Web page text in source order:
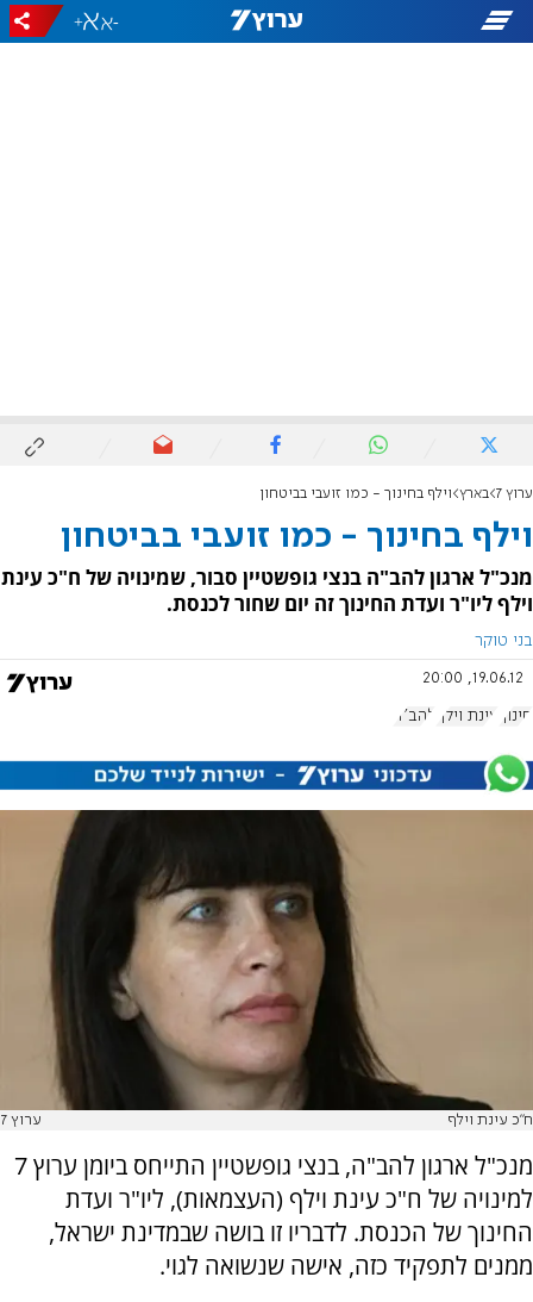
-
+
ערוץ 7 בארץ וילף בחינוך - כמו זועבי בביטחון
וילף בחינוך - כמו זועבי בביטחון
מנכ"ל ארגון להב"ה בנצי גופשטיין סבור, שמינויה של ח"כ עינת
וילף ליו"ר ועדת החינוך זה יום שחור לכנסת.
בני טוקר
19.06.12, 20:00
חינוך עינת וילף להב"ה
ח"כ עינת וילף ערוץ 7
מנכ"ל ארגון להב"ה, בנצי גופשטיין התייחס ביומן ערוץ 7
למינויה של ח"כ עינת וילף (העצמאות), ליו"ר ועדת
החינוך של הכנסת. לדבריו זו בושה שבמדינת ישראל,
ממנים לתפקיד כזה, אישה שנשואה לגוי.